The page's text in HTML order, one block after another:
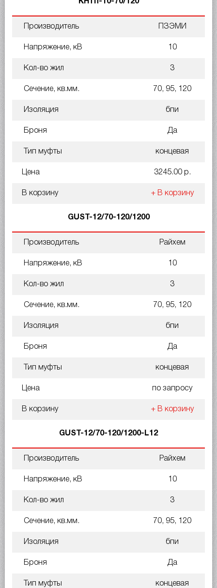
Производитель ПЗЭМИ
Напряжение, кВ 10
Кол-во жил 3
Сечение, кв.мм. 70, 95, 120
Изоляция бпи
Броня Да
Тип муфты концевая
Цена 3245.00 р.
В корзину + В корзину
GUST-12/70-120/1200
Производитель Райхем
Напряжение, кВ 10
Кол-во жил 3
Сечение, кв.мм. 70, 95, 120
Изоляция бпи
Броня Да
Тип муфты концевая
Цена по запросу
В корзину + В корзину
GUST-12/70-120/1200-L12
Производитель Райхем
Напряжение, кВ 10
Кол-во жил 3
Сечение, кв.мм. 70, 95, 120
Изоляция бпи
Броня Да
Тип муфты концевая